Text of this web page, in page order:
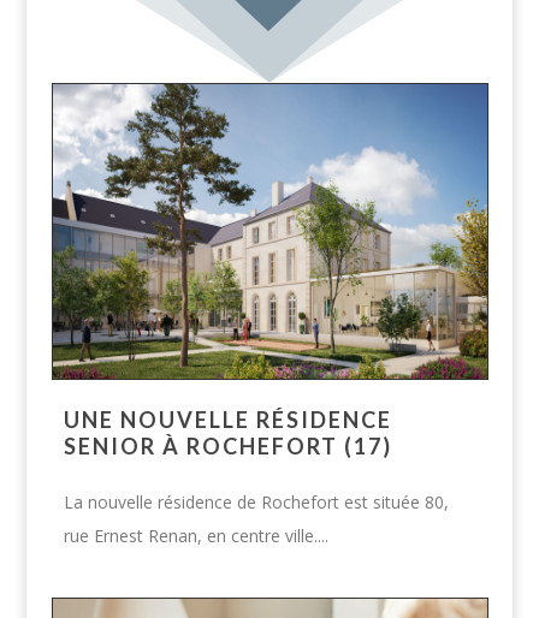
UNE NOUVELLE RÉSIDENCE
SENIOR À ROCHEFORT (17)
La nouvelle résidence de Rochefort est située 80,
rue Ernest Renan, en centre ville....